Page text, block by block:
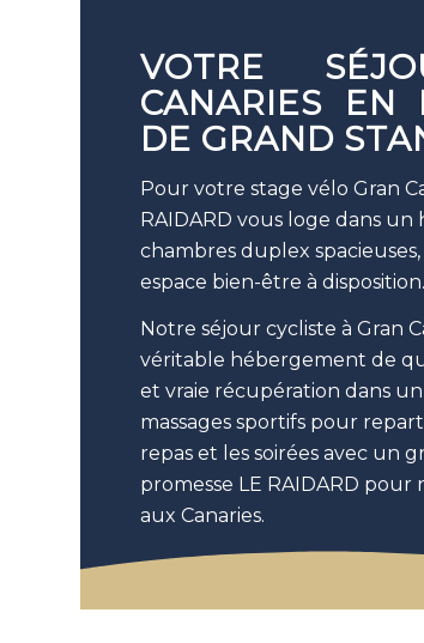
VOTRE
CANARIES EN
DE GRAND
Pour votre stage vélo Gran
RAIDARD vous loge dans
chambres duplex
espace bien-être à disposition.
Notre séjour cycliste à Gran
véritable hébergement de
et vraie récupération dans
massages sportifs pour
repas et les soirées avec un
promesse LE RAIDARD
aux Canaries.